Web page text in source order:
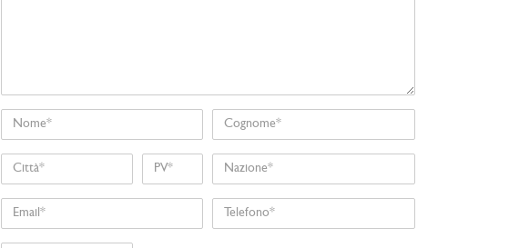
Nome Cognome
Città Nome Nazione
Email Telefono